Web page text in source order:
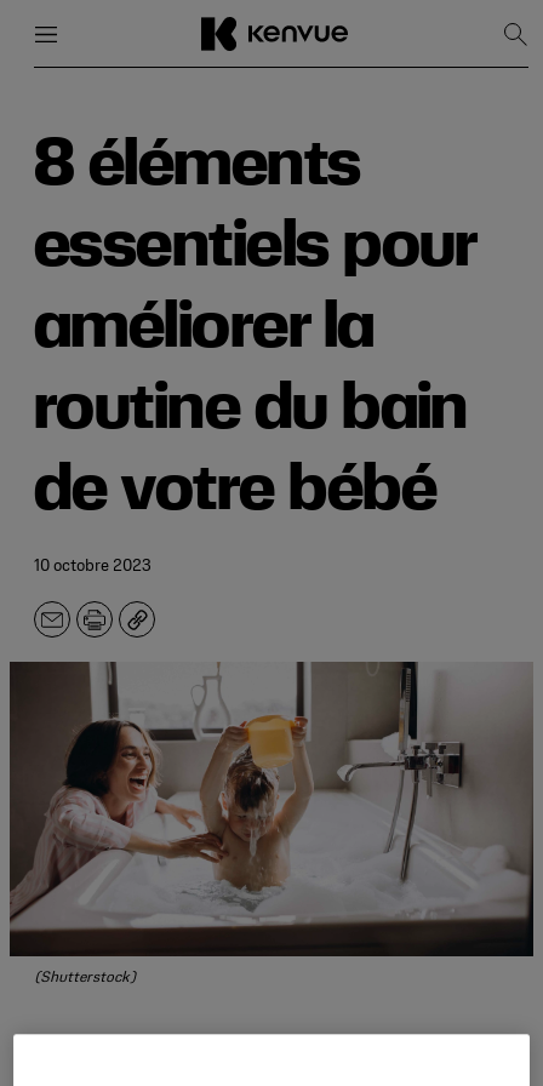
contenu
8 éléments
essentiels pour
améliorer la
routine du bain
de votre bébé
10 octobre 2023
E-
Imprimer
Copier
(Shutterstock)